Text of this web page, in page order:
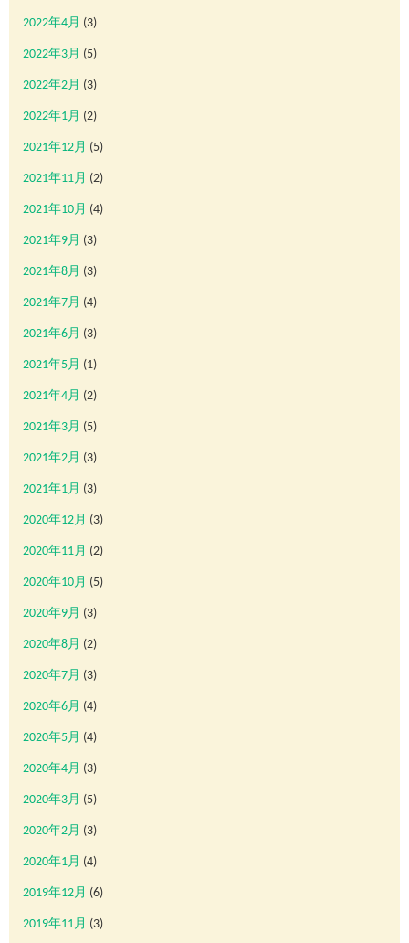
2022年4月 (3)
2022年3月 (5)
2022年2月 (3)
2022年1月 (2)
2021年12月 (5)
2021年11月 (2)
2021年10月 (4)
2021年9月 (3)
2021年8月 (3)
2021年7月 (4)
2021年6月 (3)
2021年5月 (1)
2021年4月 (2)
2021年3月 (5)
2021年2月 (3)
2021年1月 (3)
2020年12月 (3)
2020年11月 (2)
2020年10月 (5)
2020年9月 (3)
2020年8月 (2)
2020年7月 (3)
2020年6月 (4)
2020年5月 (4)
2020年4月 (3)
2020年3月 (5)
2020年2月 (3)
2020年1月 (4)
2019年12月 (6)
2019年11月 (3)